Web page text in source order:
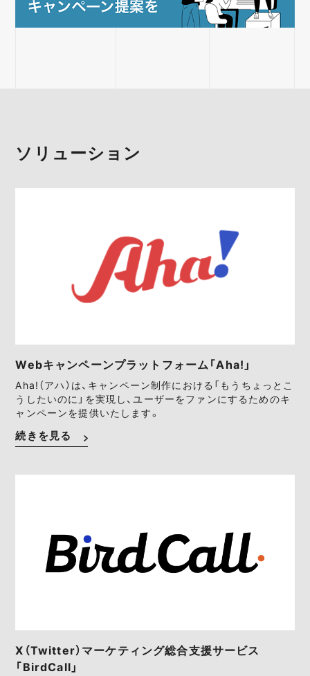
ソリューション
Webキャンペーンプラットフォーム「Aha!」
Aha!（アハ）は、キャンペーン制作における「もうちょっとこ
うしたいのに」を実現し、ユーザーをファンにするためのキ
ャンペーンを提供いたします。
続きを見る
X（Twitter）マーケティング総合支援サービス
「BirdCall」